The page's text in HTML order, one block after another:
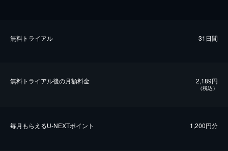
無料トライアル 31日間
無料トライアル後の⽉額料金 2,189円
（税込）
毎⽉もらえるU-NEXTポイント 1,200円分